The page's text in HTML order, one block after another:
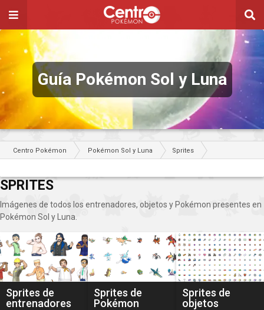
Guía Pokémon Sol y Luna
Centro Pokémon Pokémon Sol y Luna Sprites
SPRITES
Imágenes de todos los entrenadores, objetos y Pokémon presentes en
Pokémon Sol y Luna.
Sprites de
entrenadores
Sprites de
Pokémon
Sprites de
objetos